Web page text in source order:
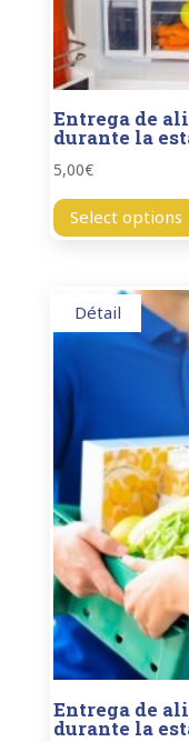
Entrega de
durante la
5,00€
Select options
Entrega de
durante la
Détail